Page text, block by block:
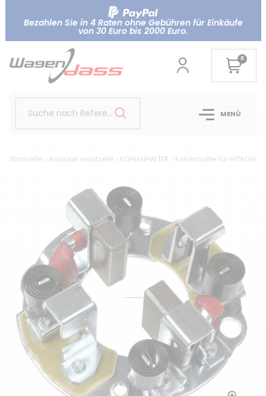
Bezahlen Sie in 4 Raten ohne Gebühren für Einkäufe
von 30 Euro bis 2000 Euro.
0
Suche nach Referenz.. MENÜ
Startseite Anlasser ersatzeile KOHLENHALTER Kohlenhalter für HITACHI /
Zurück